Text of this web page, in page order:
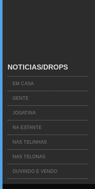
NOTICIAS/DROPS
EM CASA
GENTE
JOGATINA
NA ESTANTE
NAS TELINHAS
NAS TELONAS
OUVINDO E VENDO